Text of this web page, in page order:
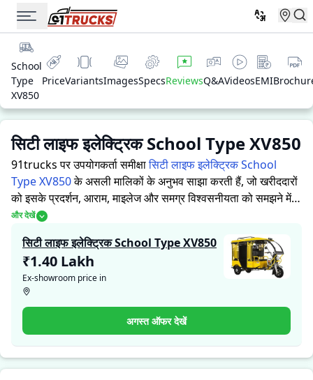
School
Type
XV850
PriceVariantsImagesSpecsReviewsQ&AVideosEMI
सिटी लाइफ इलेक्ट्रिक School Type XV850
91trucks पर उपयोगकर्ता समीक्षासिटी लाइफ इलेक्ट्रिक School
Type XV850के असली मालिकों के अनुभव साझा करती हैं, जो खरीददारों
को इसके प्रदर्शन, आराम, माइलेज और समग्र विश्वसनीयता को समझने में
मदद करती हैं।
ऑटो रिक्शा की ताकत और कमजोरियों पर आधारित मूल्यांकन के साथ-साथ,
इस प्लेटफ़ॉर्म पर एक विशेष सेक्शन है जहाँ असली मालिक सिटी लाइफ
इलेक्ट्रिक School Type XV850 के साथ अपने अनुभव साझा करते हैं।
ये सीधे अनुभव प्रदर्शन, आराम, माइलेज और विश्वसनीयता के बारे में
व्यावहारिक जानकारी देते हैं, जिससे भविष्य के खरीदार यह तय कर सकते हैं
कि क्यासिटी लाइफ इलेक्ट्रिक School Type XV850उनकी जरूरतों
के लिए सही है।
और देखें
सिटी लाइफ इलेक्ट्रिक School Type XV850
₹1.40 Lakh
Ex-showroom price in
अगस्त ऑफर देखें